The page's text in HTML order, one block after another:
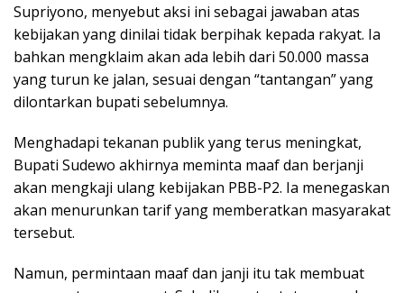
Supriyono, menyebut aksi ini sebagai jawaban atas
kebijakan yang dinilai tidak berpihak kepada rakyat. Ia
bahkan mengklaim akan ada lebih dari 50.000 massa
yang turun ke jalan, sesuai dengan “tantangan” yang
dilontarkan bupati sebelumnya.
Menghadapi tekanan publik yang terus meningkat,
Bupati Sudewo akhirnya meminta maaf dan berjanji
akan mengkaji ulang kebijakan PBB-P2. Ia menegaskan
akan menurunkan tarif yang memberatkan masyarakat
tersebut.
Namun, permintaan maaf dan janji itu tak membuat